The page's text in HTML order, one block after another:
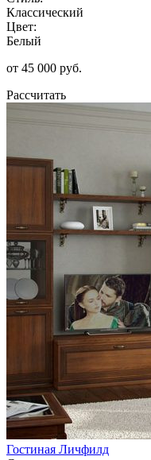
Классический
Цвет:
Белый
от 45 000 руб.
Рассчитать
Гостиная Личфилд